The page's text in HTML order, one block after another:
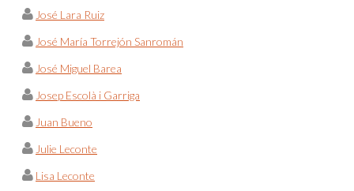
José Lara Ruiz
José María Torrejón Sanromán
José Miguel Barea
Josep Escolà i Garriga
Juan Bueno
Julie Leconte
Lisa Leconte